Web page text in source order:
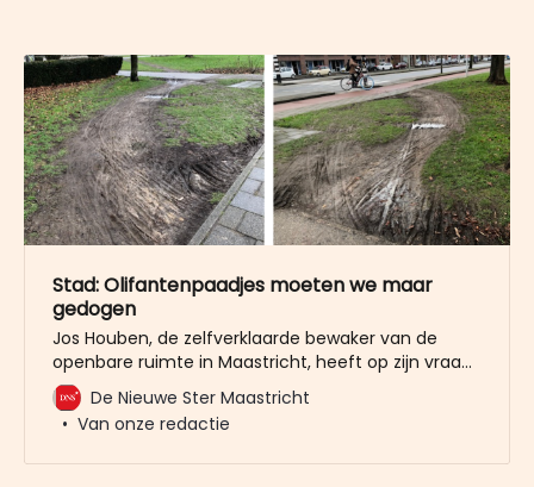
Stad: Olifantenpaadjes moeten we maar
gedogen
Jos Houben, de zelfverklaarde bewaker van de
openbare ruimte in Maastricht, heeft op zijn vraag
om met een kleine afrastering het groen in het
parkje in Heer te beschermen (zie foto’s), twee
verschillende antwoorden gekregen. Het
De Nieuwe Ster Maastricht
Van onze redactie